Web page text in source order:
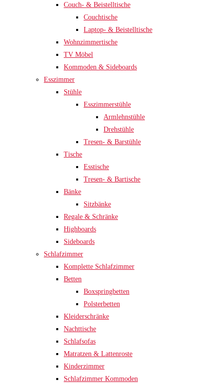
Couch- & Beistelltische
Couchtische
Laptop- & Beistelltische
Wohnzimmertische
TV Möbel
Kommoden & Sideboards
Esszimmer
Stühle
Esszimmerstühle
Armlehnstühle
Drehstühle
Tresen- & Barstühle
Tische
Esstische
Tresen- & Bartische
Bänke
Sitzbänke
Regale & Schränke
Highboards
Sideboards
Schlafzimmer
Komplette Schlafzimmer
Betten
Boxspringbetten
Polsterbetten
Kleiderschränke
Nachttische
Schlafsofas
Matratzen & Lattenroste
Kinderzimmer
Schlafzimmer Kommoden